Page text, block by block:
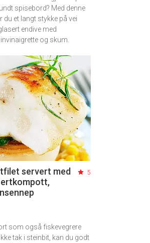
spisebord? Med denne
et langt stykke på vei
endive med
og skum.
servert med
5
som også fiskevegrere
tak i steinbit, kan du godt